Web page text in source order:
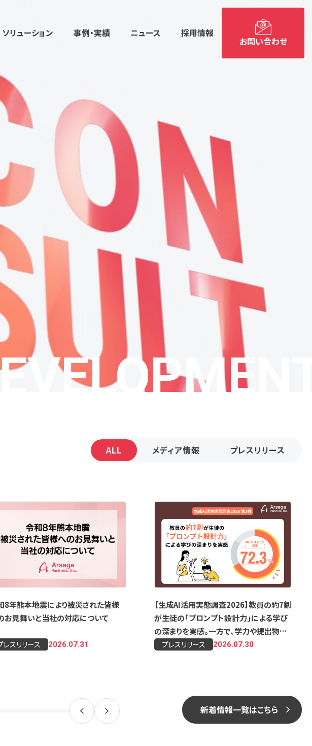
ソリューション 事例・実績 ニュース 採用情報
お問い合わせ
ALL メディア情報 プレスリリース
8年熊本地震により被災された皆様
お見舞いと当社の対応について
レスリリース 2026.07.31
【生成AI活用実態調査2026】教員の約7割
が生徒の「プロンプト設計力」による学び
の深まりを実感。一方で、学力や提出物の
質の格差拡大が課題
プレスリリース 2026.07.30
新着情報一覧はこちら